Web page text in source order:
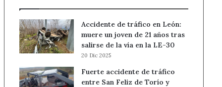
Accidente de tráfico en León:
muere un joven de 21 años tras
salirse de la vía en la LE-30
20 Dic 2025
Fuerte accidente de tráfico
entre San Feliz de Torío y